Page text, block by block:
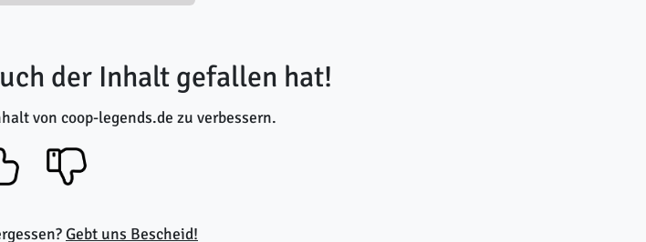
der Inhalt gefallen hat!
von coop-legends.de zu verbessern.
Gebt uns Bescheid!